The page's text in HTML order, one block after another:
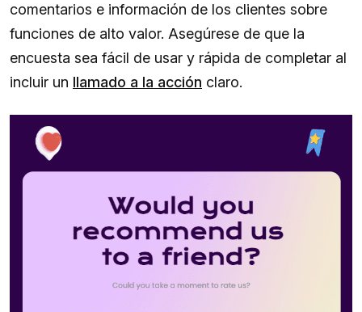
comentarios e información de los clientes sobre
funciones de alto valor. Asegúrese de que la
encuesta sea fácil de usar y rápida de completar al
incluir un llamado a la acción claro.